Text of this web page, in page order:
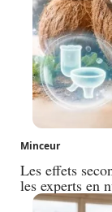
Minceur
Les effets
les experts en